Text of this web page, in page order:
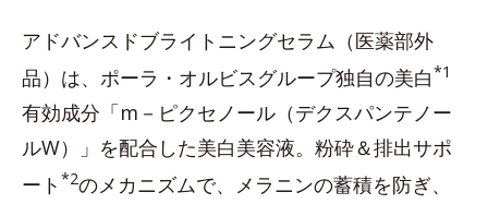
アドバンスドブライトニングセラム（医薬部外
品）は、ポーラ・オルビスグループ独自の美白*1
有効成分「m－ピクセノール（デクスパンテノー
ルW）」を配合した美白美容液。粉砕＆排出サポ
ート *2のメカニズムで、メラニンの蓄積を防ぎ、